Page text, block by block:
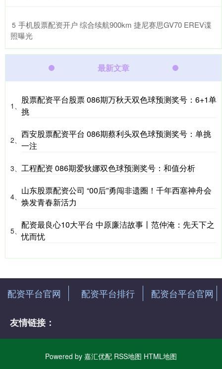
5 ​手机股票配资开户 综合续航900km 捷尼赛思GV70 EREV谍
照曝光
最新文章
1、
股票配资平台股票 086期万秋天双色球预测奖号：6+1单
挑
2、
西安股票配资平台 086期蔡利头双色球预测奖号：单挑
一注
3、 工程配资 086期爱狄娜双色球预测奖号：和值分析
4、
山东股票配资公司 “00后”勇闯非遗圈！千年西塞神舟会
焕发青春新活力
5、
配资最良心10大平台 中原廉洁故事丨范仲淹：先天下之
忧而忧
配资平台官网 配资平台排行 配资台平台官网
友情链接：
Powered by 嘉汇优配 RSS地图 HTML地图